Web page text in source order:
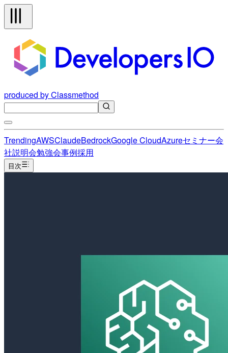
produced by Classmethod
TrendingAWSClaudeBedrockGoogle CloudAzureセミナー会
社説明会勉強会事例採用
目次